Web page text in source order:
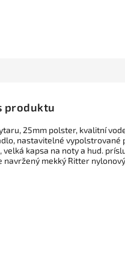
produktu
25mm polster, kvalitní
nastavitelné vypolstrované
velká kapsa na noty a hud.
navržený mekký Ritter